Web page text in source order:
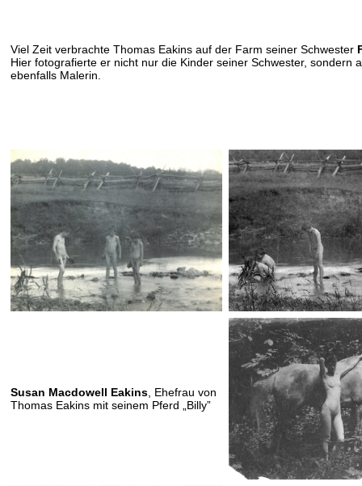
Viel Zeit verbrachte Thomas Eakins auf der Farm seiner Schwester
Hier fotografierte er nicht nur die Kinder seiner Schwester, sondern
ebenfalls Malerin.
Susan Macdowell Eakins , Ehefrau von
Thomas Eakins mit seinem Pferd „Billy”